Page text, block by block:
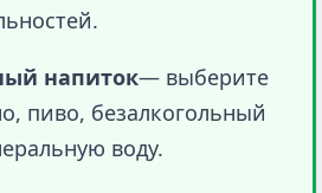
напиток— выберите
пиво, безалкогольный
воду.